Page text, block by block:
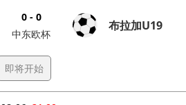
0 - 0
中东欧杯
布拉加U19
即将开始